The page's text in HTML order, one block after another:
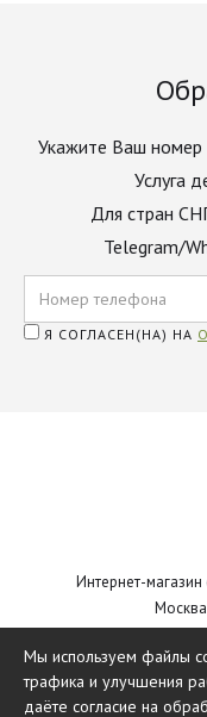
Укажите Ваш номер
Услуга
Для стран
Telegram/
Я СОГЛАСЕН(НА) НА
Интернет-
Мы используем файлы
трафика и улучшения
даёте согласие на